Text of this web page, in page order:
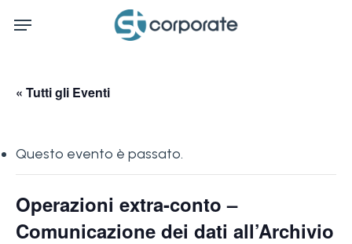
Menu
« Tutti gli Eventi
Questo evento è passato.
Operazioni extra-conto –
Comunicazione dei dati all’Archivio